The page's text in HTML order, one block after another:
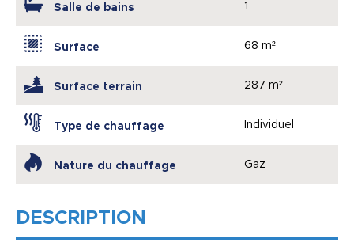
Salle de bains 1
Surface 68 m²
Surface terrain 287 m²
Type de chauffage Individuel
Nature du chauffage Gaz
DESCRIPTION